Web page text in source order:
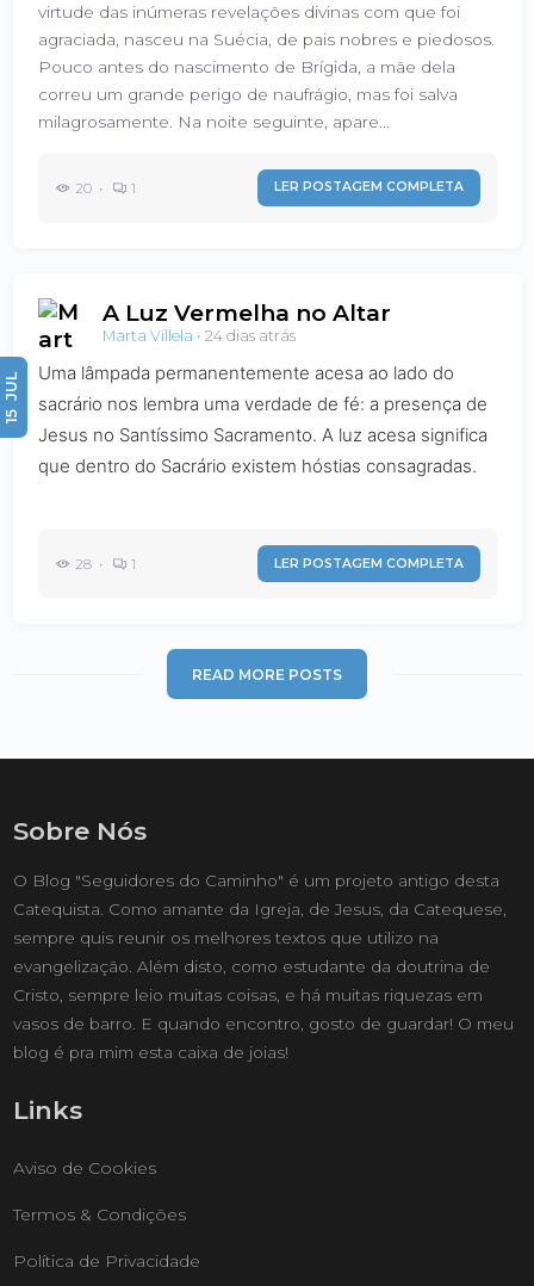
virtude das inúmeras revelações divinas com que foi
agraciada, nasceu na Suécia, de pais nobres e piedosos.
Pouco antes do nascimento de Brígida, a mãe dela
correu um grande perigo de naufrágio, mas foi salva
milagrosamente. Na noite seguinte, apare...
20 • 1 LER POSTAGEM COMPLETA
A Luz Vermelha no Altar
Marta Villela • 24 dias atrás
15
JUL
Uma lâmpada permanentemente acesa ao lado do
sacrário nos lembra uma verdade de fé: a presença de
Jesus no Santíssimo Sacramento. A luz acesa significa
que dentro do Sacrário existem hóstias consagradas.
28 • 1 LER POSTAGEM COMPLETA
READ MORE POSTS
Sobre Nós
O Blog "Seguidores do Caminho" é um projeto antigo desta
Catequista. Como amante da Igreja, de Jesus, da Catequese,
sempre quis reunir os melhores textos que utilizo na
evangelização. Além disto, como estudante da doutrina de
Cristo, sempre leio muitas coisas, e há muitas riquezas em
vasos de barro. E quando encontro, gosto de guardar! O meu
blog é pra mim esta caixa de joias!
Links
Aviso de Cookies
Termos & Condições
Política de Privacidade